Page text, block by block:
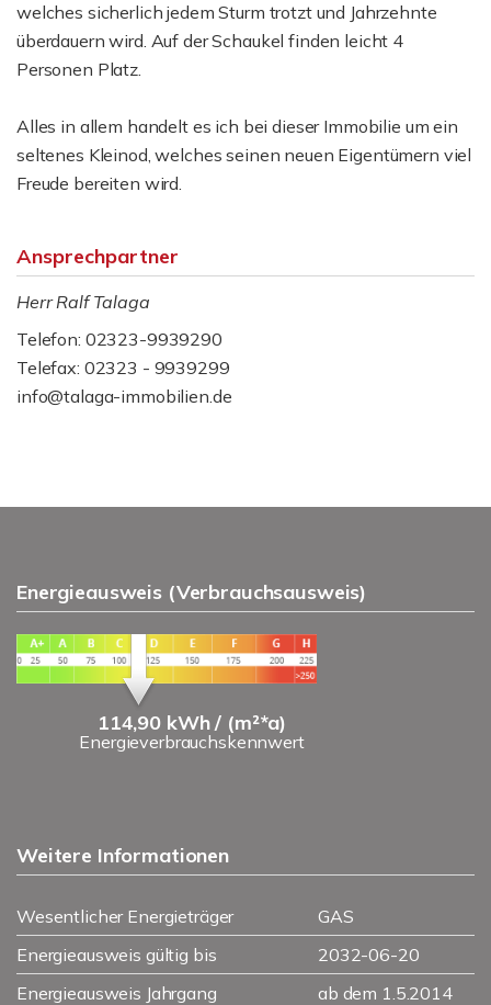
welches sicherlich jedem Sturm trotzt und Jahrzehnte
überdauern wird. Auf der Schaukel finden leicht 4
Personen Platz.
Alles in allem handelt es ich bei dieser Immobilie um ein
seltenes Kleinod, welches seinen neuen Eigentümern viel
Freude bereiten wird.
Ansprechpartner
Herr Ralf Talaga
Telefon: 02323-9939290
Telefax: 02323 - 9939299
info@talaga-immobilien.de
Energieausweis (Verbrauchsausweis)
114,90 kWh / (m²*a)
Energieverbrauchskennwert
Weitere Informationen
Wesentlicher Energieträger
GAS
Energieausweis gültig bis
2032-06-20
Energieausweis Jahrgang
ab dem 1.5.2014